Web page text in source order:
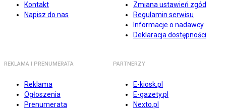
Kontakt
Napisz do nas
Zmiana ustawień zgód
Regulamin serwisu
Informacje o nadawcy
Deklaracja dostępności
REKLAMA I PRENUMERATA
Reklama
Ogłoszenia
Prenumerata
PARTNERZY
E-kiosk.pl
E-gazety.pl
Nexto.pl